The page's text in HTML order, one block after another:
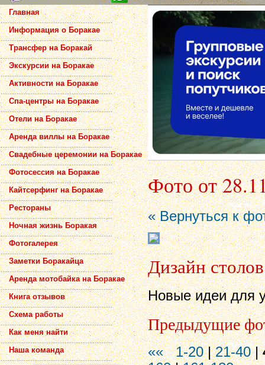
Главная
Информация о Боракае
Трансфер на Боракай
Экскурсии на Боракае
Активности на Боракае
Спа-центры на Боракае
Отели на Боракае
Аренда виллы на Боракае
Свадебные церемонии на Боракае
Фотосессия на Боракае
Кайтсерфинг на Боракае
Рестораны
Ночная жизнь Боракая
Фотогалерея
Заметки Боракайца
Аренда мотобайка на Боракае
Книга отзывов
Схема работы
Как меня найти
Наша команда
Фото от
« Вернуться к
Дизайн столов
Новые идеи для
Предыдущие
«« 1-20|21-40|